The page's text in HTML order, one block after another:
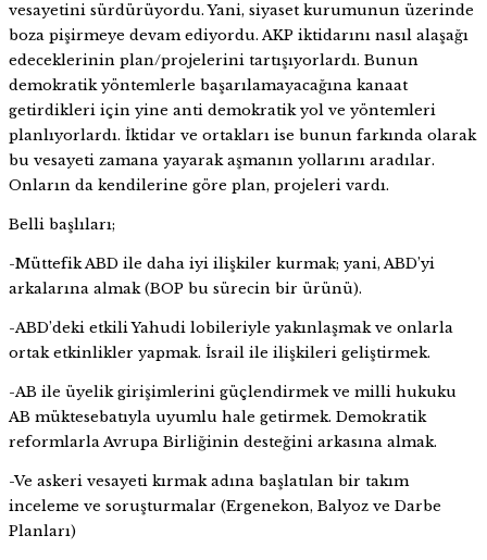
vesayetini sürdürüyordu. Yani, siyaset kurumunun üzerinde
boza pişirmeye devam ediyordu. AKP iktidarını nasıl alaşağı
edeceklerinin plan/projelerini tartışıyorlardı. Bunun
demokratik yöntemlerle başarılamayacağına kanaat
getirdikleri için yine anti demokratik yol ve yöntemleri
planlıyorlardı. İktidar ve ortakları ise bunun farkında olarak
bu vesayeti zamana yayarak aşmanın yollarını aradılar.
Onların da kendilerine göre plan, projeleri vardı.
Belli başlıları;
-Müttefik ABD ile daha iyi ilişkiler kurmak; yani, ABD’yi
arkalarına almak (BOP bu sürecin bir ürünü).
-ABD’deki etkili Yahudi lobileriyle yakınlaşmak ve onlarla
ortak etkinlikler yapmak. İsrail ile ilişkileri geliştirmek.
-AB ile üyelik girişimlerini güçlendirmek ve milli hukuku
AB müktesebatıyla uyumlu hale getirmek. Demokratik
reformlarla Avrupa Birliğinin desteğini arkasına almak.
-Ve askeri vesayeti kırmak adına başlatılan bir takım
inceleme ve soruşturmalar (Ergenekon, Balyoz ve Darbe
Planları)